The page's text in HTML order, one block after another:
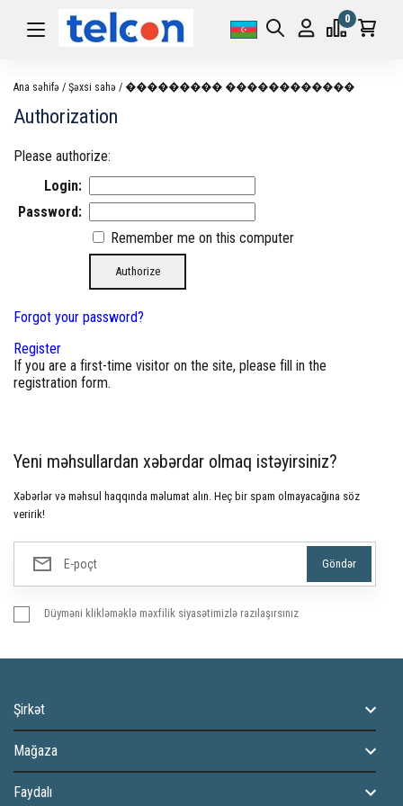
0
Ana səhifə Şəxsi sahə ��������� ������������
Authorization
Please authorize:
Login:
Password:
Remember me on this computer
Forgot your password?
Register
If you are a first-time visitor on the site, please fill in the
registration form.
Yeni məhsullardan xəbərdar olmaq istəyirsiniz?
Xəbərlər və məhsul haqqında məlumat alın. Heç bir spam olmayacağına söz
veririk!
Düyməni klikləməklə məxfilik siyasətimizlə razılaşırsınız
Şirkət
Mağaza
Faydalı